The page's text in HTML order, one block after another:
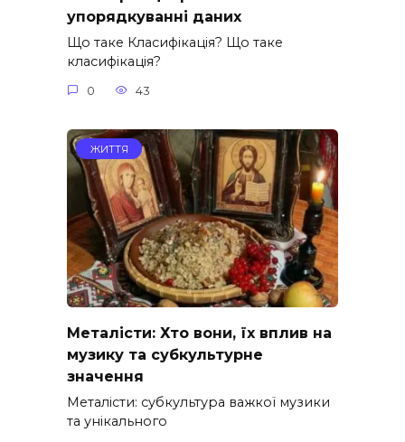
упорядкуванні даних
Що таке Класифікація? Що таке
класифікація?
0 43
ЖИТТЯ
Металісти: Хто вони, їх вплив на
музику та субкультурне
значення
Металісти: субкультура важкої музики
та унікального